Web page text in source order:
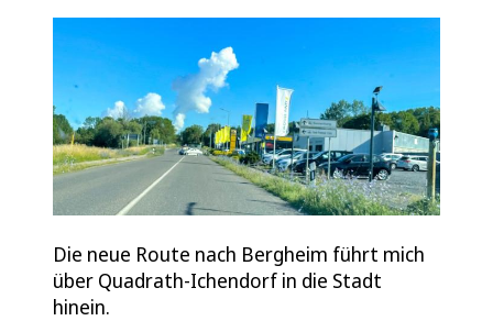
Die neue Route nach Bergheim führt mich
über Quadrath-Ichendorf in die Stadt
hinein.